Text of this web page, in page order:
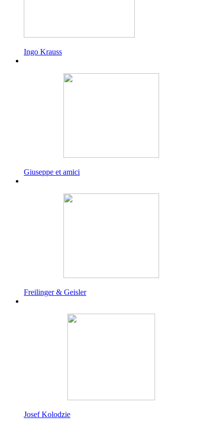
Ingo Krauss
Giuseppe et amici
Freilinger & Geisler
Josef Kolodzie